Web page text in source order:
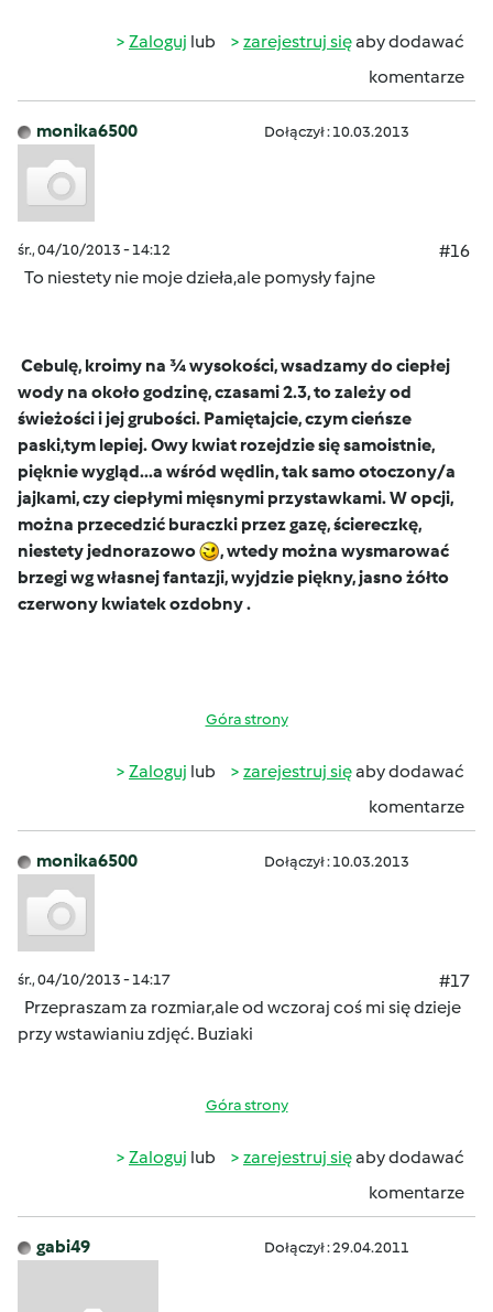
Zaloguj lub zarejestruj sięaby dodawać
komentarze
monika6500 Dołączył : 10.03.2013
śr., 04/10/2013 - 14:12
#16
To niestety nie moje dzieła,ale pomysły fajne
Cebulę, kroimy na ¾ wysokości, wsadzamy do ciepłej
wody na około godzinę, czasami 2.3, to zależy od
świeżości i jej grubości. Pamiętajcie, czym cieńsze
paski,tym lepiej.Owy kwiat rozejdzie się samoistnie,
pięknie wygląd...a wśród wędlin, tak samo otoczony/a
jajkami, czy ciepłymi mięsnymi przystawkami. W opcji,
można przecedzić buraczki przez gazę, ściereczkę,
niestety jednorazowo
, wtedy można wysmarować
brzegi wg własnej fantazji, wyjdzie piękny, jasno żółto
czerwony kwiatek ozdobny .
Góra strony
Zaloguj lub zarejestruj sięaby dodawać
komentarze
monika6500 Dołączył : 10.03.2013
śr., 04/10/2013 - 14:17
#17
Przepraszam za rozmiar,ale od wczoraj coś mi się dzieje
przy wstawianiu zdjęć. Buziaki
Góra strony
Zaloguj lub zarejestruj sięaby dodawać
komentarze
gabi49 Dołączył : 29.04.2011